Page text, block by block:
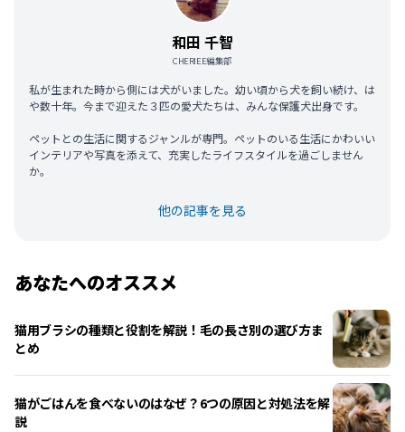
和田 千智
CHERIEE編集部
私が生まれた時から側には犬がいました。幼い頃から犬を飼い続け、は
や数十年。今まで迎えた３匹の愛犬たちは、みんな保護犬出身です。
ペットとの生活に関するジャンルが専門。ペットのいる生活にかわいい
インテリアや写真を添えて、充実したライフスタイルを過ごしません
か。
他の記事を見る
あなたへのオススメ
猫用ブラシの種類と役割を解説！毛の長さ別の選び方ま
とめ
猫がごはんを食べないのはなぜ？6つの原因と対処法を解
説